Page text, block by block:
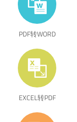
PDF转WORD
EXCEL转PDF